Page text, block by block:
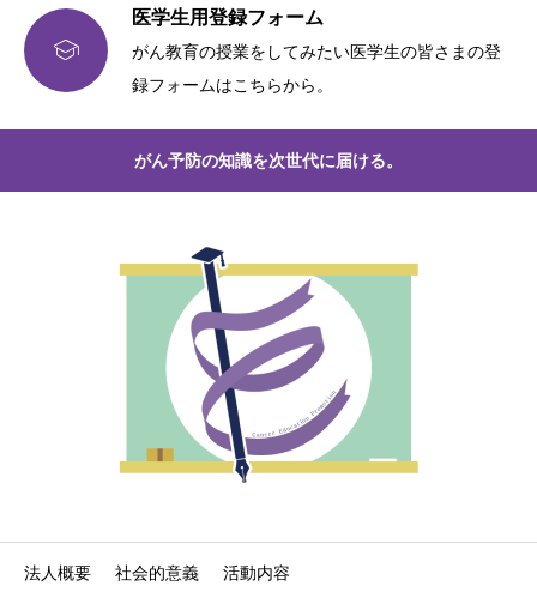

医学生用登録フォーム
がん教育の授業をしてみたい医学生の皆さまの登
録フォームはこちらから。
がん予防の知識を次世代に届ける。
法人概要 社会的意義 活動内容